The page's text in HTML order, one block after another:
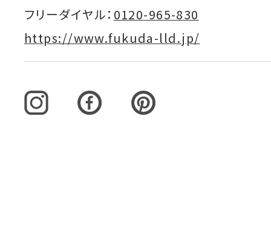
フリーダイヤル： 0120-965-830
https://www.fukuda-lld.jp/